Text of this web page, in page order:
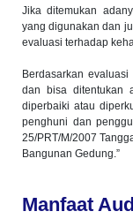
Jika ditemukan
yang digunakan dan
evaluasi terhadap
Berdasarkan
dan bisa ditentukan
diperbaiki atau
penghuni dan
25/PRT/M/2007
Bangunan Gedung.”
Manfaat